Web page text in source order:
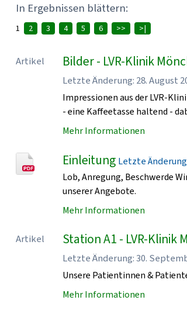
In Ergebnissen blättern:
1 2 3 4 5 6 >> >|
Artikel Bilder - LVR-Klinik
Letzte Änderung: 28. August
Impressionen aus der LVR-
- eine Kaffeetasse haltend -
Mehr Informationen
Einleitung Letzte Änderung:
Lob, Anregung, Beschwerde
unserer Angebote.
Mehr Informationen
Artikel Station A1 - LVR-Klinik
Letzte Änderung: 30.
Unsere Patientinnen &
Mehr Informationen